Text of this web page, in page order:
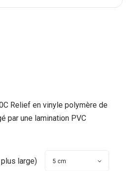
Relief en vinyle polymère de
par une lamination PVC
large)